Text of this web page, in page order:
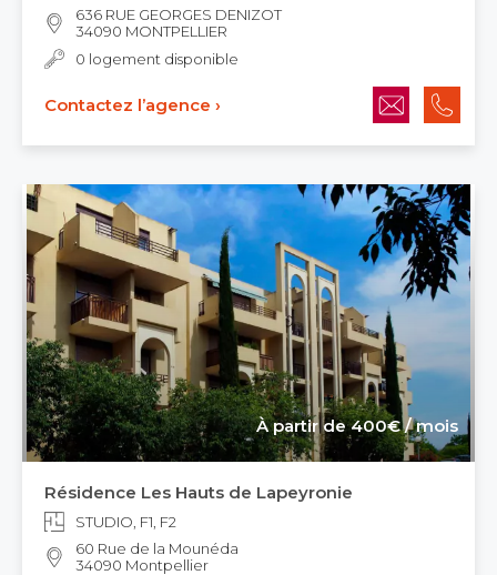
636 RUE GEORGES DENIZOT
34090 MONTPELLIER
0 logement disponible
Contactez l’agence ›
À partir de 400€ / mois
Résidence Les Hauts de Lapeyronie
STUDIO, F1, F2
60 Rue de la Mounéda
34090 Montpellier